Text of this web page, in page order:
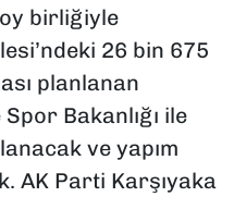
oy birliğiyle
26 bin 675
planlanan
Bakanlığı ile
ve yapım
AK Parti Karşıyaka